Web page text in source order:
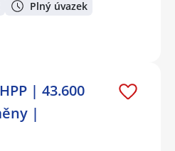
Plný úvazek
| 43.600
|